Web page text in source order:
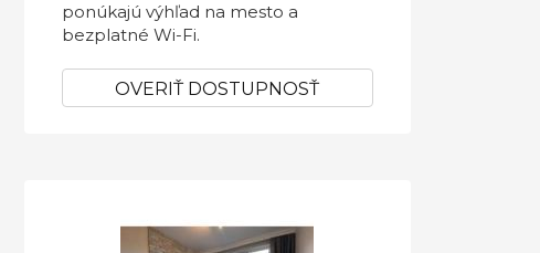
ponúkajú výhľad na mesto a
bezplatné Wi-Fi.
OVERIŤ DOSTUPNOSŤ